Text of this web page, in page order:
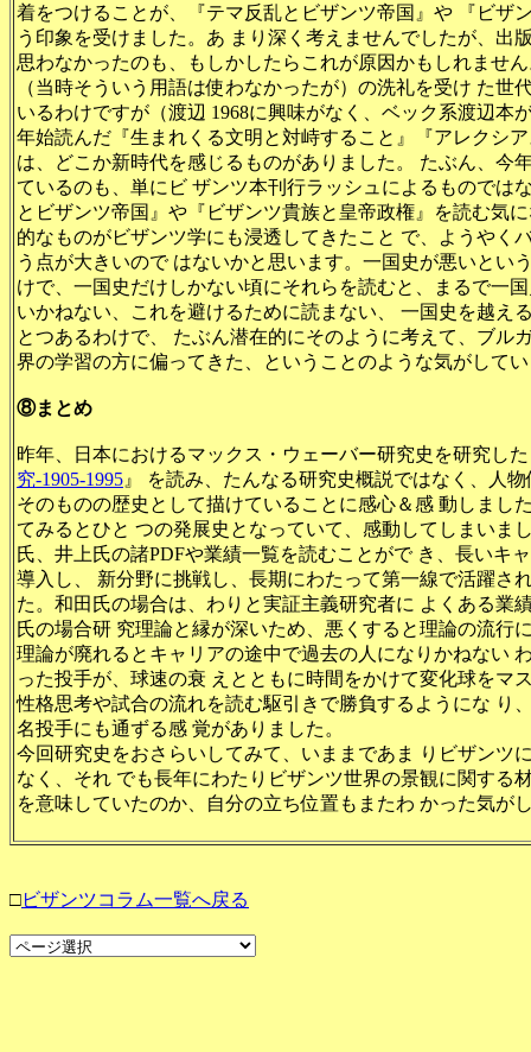
着をつけることが、『テマ反乱とビザンツ帝国』や 『ビザ
う印象を受けました。あ まり深く考えませんでしたが、出
思わなかったのも、もしかしたらこれが原因かもしれませ
（当時そういう用語は使わなかったが）の洗礼を受け た
いるわけですが（渡辺 1968に興味がなく、ベック系渡辺本
年始読んだ『生まれくる文明と対峙すること』『アレクシ
は、どこか新時代を感じるものがありました。 たぶん、今
ているのも、単にビ ザンツ本刊行ラッシュによるものでは
とビザンツ帝国』や『ビザンツ貴族と皇帝政権』を読む気
的なものがビザンツ学にも浸透してきたこと で、ようやく
う点が大きいので はないかと思います。一国史が悪いとい
けで、一国史だけしかない頃にそれらを読むと、まるで一
いかねない、これを避けるために読まない、 一国史を越え
とつあるわけで、 たぶん潜在的にそのように考えて、ブル
界の学習の方に偏ってきた、ということのような気がして
⑧まとめ
昨年、日本におけるマックス・ウェーバー研究史を研究し
究-1905-1995 』 を読み、たんなる研究史概説ではなく、人
そのものの歴史として描けていることに感心＆感 動しまし
てみるとひと つの発展史となっていて、感動してしまいま
氏、井上氏の諸PDFや業績一覧を読むことがで き、長いキ
導入し、 新分野に挑戦し、長期にわたって第一線で活躍さ
た。和田氏の場合は、わりと実証主義研究者に よくある業
氏の場合研 究理論と縁が深いため、悪くすると理論の流行
理論が廃れるとキャリアの途中で過去の人になりかねない
った投手が、球速の衰 えとともに時間をかけて変化球をマ
性格思考や試合の流れを読む駆引きで勝負するようにな り
名投手にも通ずる感 覚がありました。
今回研究史をおさらいしてみて、いままであま りビザンツ
なく、それ でも長年にわたりビザンツ世界の景観に関する
を意味していたのか、自分の立ち位置もまたわ かった気が
□ビザンツコラム一覧へ戻る